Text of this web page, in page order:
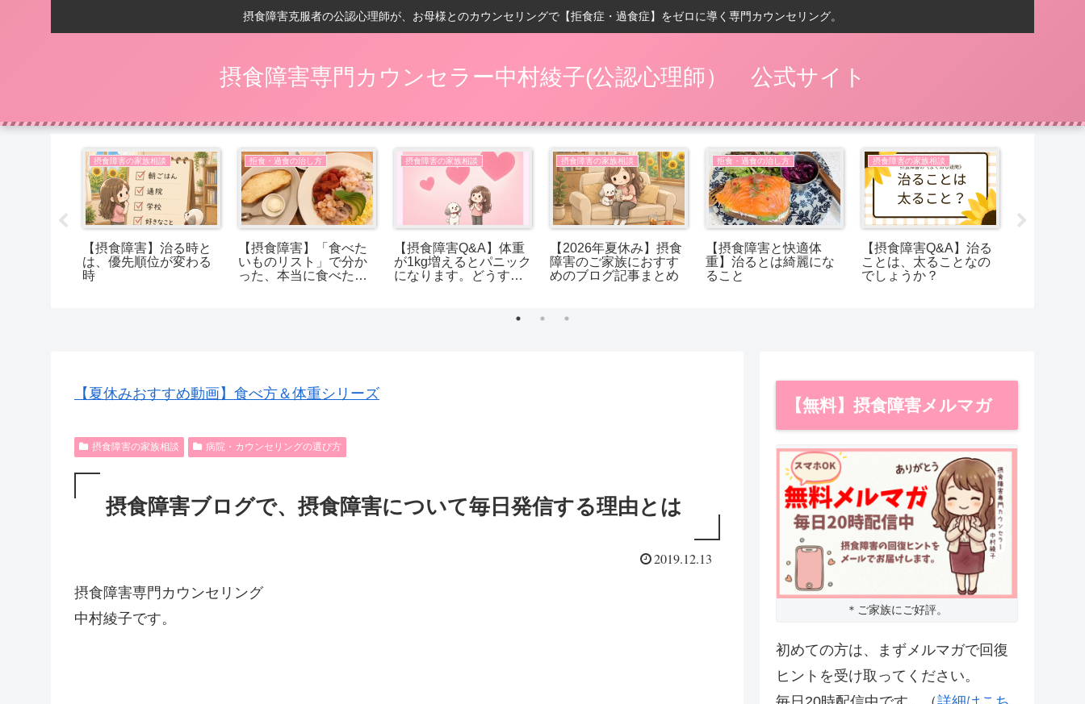
摂食障害克服者の公認心理師が、お母様とのカウンセリングで【拒食症・過食症】をゼロに導く専門カウンセリング。
摂食障害専門カウンセラー中村綾子(公認心理師） 公式サイト
摂食障害の家族相談
【摂食障害】治る時と
は、優先順位が変わる
時
拒食・過食の治し方
【摂食障害】「食べた
いものリスト」で分か
った、本当に食べたか
摂食障害の家族相談
【摂食障害Q&A】体重
が1kg増えるとパニック
になります。どうすれ
摂食障害の家族相談
【2026年夏休み】摂食
障害のご家族におすす
めのブログ記事まとめ
拒食・過食の治し方
【摂食障害と快適体
重】治るとは綺麗にな
ること
摂食障害の家族相談
【摂食障害Q&A】治る
ことは、太ることなの
でしょうか？
【夏休みおすすめ動画】食べ方＆体重シリーズ
摂食障害の家族相談 病院・カウンセリングの選び方
摂食障害ブログで、摂食障害について毎日発信する理由とは
2019.12.13
摂食障害専門カウンセリング
中村綾子です。
【無料】摂食障害メルマガ
＊ご家族にご好評。
初めての方は、まずメルマガで回復
ヒントを受け取ってください。